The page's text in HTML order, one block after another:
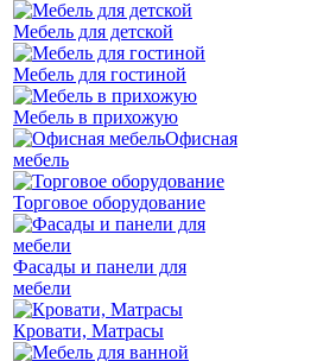
Мебель для детской
Мебель для гостиной
Мебель в прихожую
Офисная
мебель
Торговое оборудование
Фасады и панели для
мебели
Кровати, Матрасы